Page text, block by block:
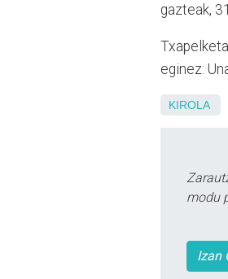
gazteak,
eginez:
KIROLA
modu
Izan